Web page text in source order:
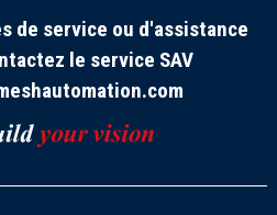
de service ou d'assistance
le service SAV